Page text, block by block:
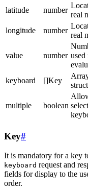
latitude
number
real
longitude
number
real
value number used
keyboard []Key
multiple boolean
Key#
It is mandatory for a key
keyboard request and
fields for display to the
order.